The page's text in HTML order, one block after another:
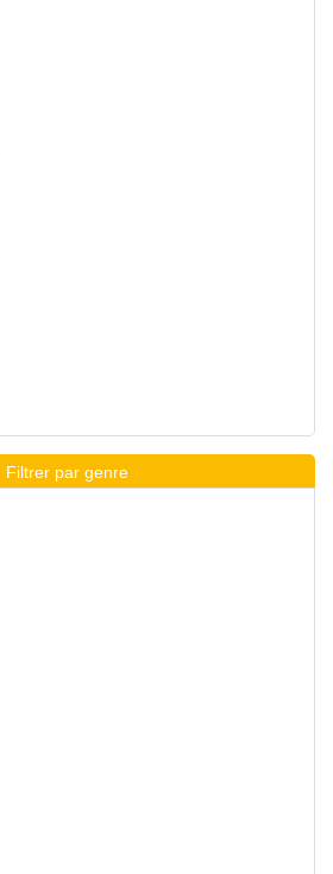
Filtrer par genre